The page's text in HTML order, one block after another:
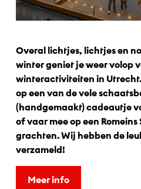
Overal lichtjes, lichtjes en
winter geniet je weer volop
winteractiviteiten in
op een van de vele
(handgemaakt) cadeautje
of vaar mee op een
grachten. Wij hebben de
verzameld!
Meer info